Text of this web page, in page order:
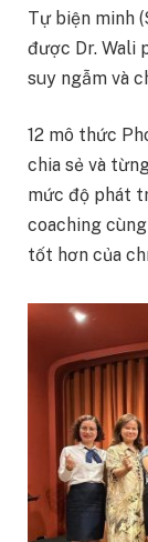
Tự biện minh
được Dr. Wali
suy ngẫm và
12 mô thức
chia sẻ và
mức độ phát
coaching
tốt hơn của